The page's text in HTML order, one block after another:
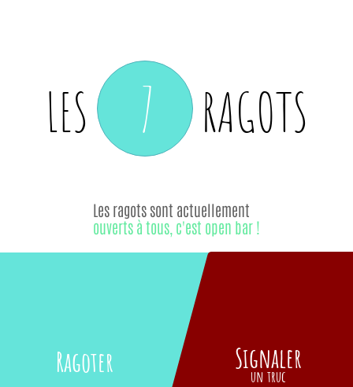
LES 7 RAGOTS
Ragoter
Les ragots sont actuellement
ouverts à tous, c'est open bar !
Signaler
un truc